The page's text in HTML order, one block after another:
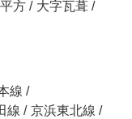
方 / 大字瓦葺 /
線 /
線 / 京浜東北線 /